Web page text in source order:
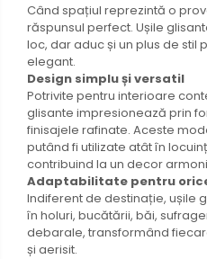
Când spațiul reprezintă o
răspunsul perfect. Ușile
loc, dar aduc și un plus de stil
elegant.
Design simplu și versatil
Potrivite pentru interioare
glisante impresionează prin
finisajele rafinate. Aceste
putând fi utilizate atât în
contribuind la un decor
Adaptabilitate pentru
Indiferent de destinație, ușile
în holuri, bucătării, băi,
debarale, transformând
și aerisit.